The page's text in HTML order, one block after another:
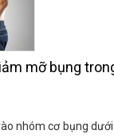
mỡ bụng
nhóm cơ bụng